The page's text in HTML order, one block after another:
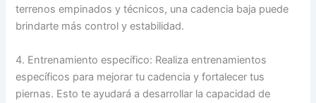
terrenos empinados y técnicos, una cadencia baja puede
brindarte más control y estabilidad.
4. Entrenamiento específico: Realiza entrenamientos
específicos para mejorar tu cadencia y fortalecer tus
piernas. Esto te ayudará a desarrollar la capacidad de